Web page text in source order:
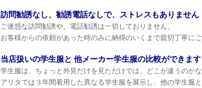
訪問勧誘なし、勧誘電話なしで、ストレスもありません
ご迷惑な訪問勧誘や、電話勧誘は一切しておりません。
お客様からの依頼があった時のみに納得のいくまで親切丁寧にご
当店扱いの学生服と 他メーカー学生服の比較ができます
学生服は、ちょっと外見だけを見ただけでは、どこが違うのか
アリタでは３年間着用した異なる学生服を展示し、他の学生服